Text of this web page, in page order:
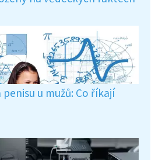
u mužů: Co říkají